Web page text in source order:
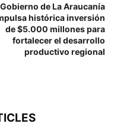
Gobierno de La Araucanía
histórica inversión
de $5.000 millones para
fortalecer el desarrollo
productivo regional